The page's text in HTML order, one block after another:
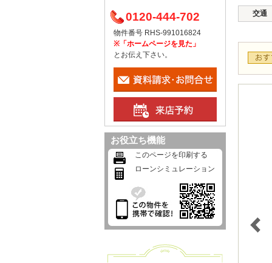
交通
0120-444-702
物件番号 RHS-991016824
※「ホームページを見た」
とお伝え下さい。
お役立ち機能
このページを印刷する
ローンシミュレーション